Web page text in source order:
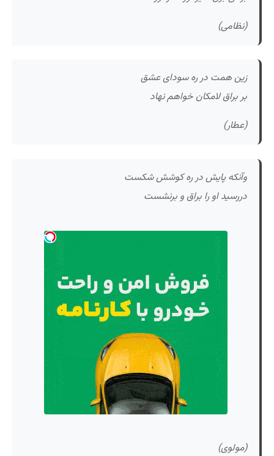
(نظامی)
زین همت در ره سودای عشق
بر براق لامکان خواهم نهاد
(عطار)
وآنکه پایش در ره کوشش شکست
دررسید او را براق و برنشست
(مولوی)